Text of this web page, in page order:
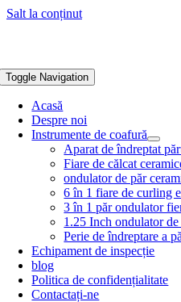
Salt la conținut
Toggle Navigation
Acasă
Despre noi
Instrumente de coafură
Aparat de îndreptat
Fiare de călcat
ondulator de păr
6 în 1 fiare de curling
3 în 1 păr ondulator
1.25 Inch ondulator
Perie de îndreptare a
Echipament de inspecție
blog
Politica de confidențialitate
Contactați-ne